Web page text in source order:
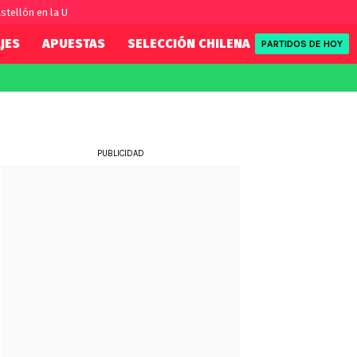
en la U
APUESTAS SELECCIÓN CHILENA REDSPORT
PARTIDOS DE HOY
PUBLICIDAD